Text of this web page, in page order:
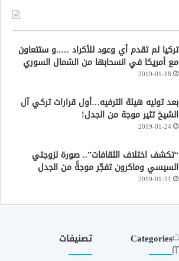
تركيا لم تقدم أي وعود للأكراد …..و ستتعاون
مع أمريكا في انسحابها من الشمال السوري
2019-01-18
بعد توليه هيئة الترفيه…أول قرارات تركي آل
الشيخ تثير موجة من الجدل!
2019-01-24
“تكشف اختلاف الثقافات”.. صورة لزوجتي
السيسي وماكرون تفجّر موجةً من الجدل
2019-01-31
Categories تصنيفات